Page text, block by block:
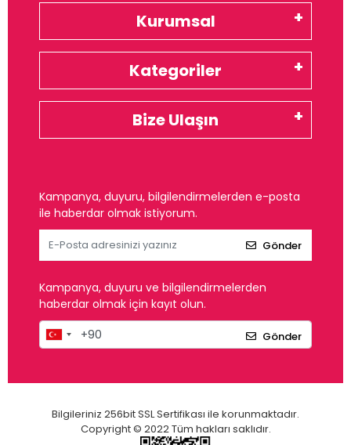
Kurumsal
Kategoriler
Bize Ulaşın
Kampanya, duyuru, bilgilendirmelerden e-posta
ile haberdar olmak istiyorum.
Gönder
Kampanya, duyuru ve bilgilendirmelerden
haberdar olmak için kayıt olun.
Gönder
Bilgileriniz 256bit SSL Sertifikası ile korunmaktadır.
Copyright © 2022 Tüm hakları saklıdır.